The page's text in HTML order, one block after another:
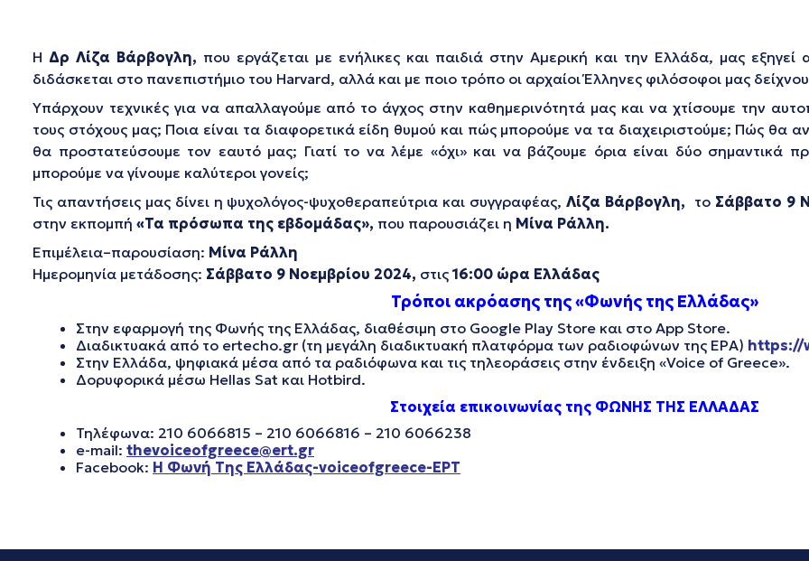
Η Δρ Λίζα Βάρβογλη, που εργάζεται µε ενήλικες και παιδιά στην Αµερική και την Ελλάδα, μας
διδάσκεται στο πανεπιστήμιο του Harvard, αλλά και με ποιο τρόπο οι αρχαίοι Έλληνες φιλόσοφοι μας
Υπάρχουν τεχνικές για να απαλλαγούμε από το άγχος στην καθημερινότητά μας και να χτίσουμε την
τους στόχους μας; Ποια είναι τα διαφορετικά είδη θυμού και πώς μπορούμε να τα διαχειριστούμε; Πώς θα
θα προστατεύσουμε τον εαυτό μας; Γιατί το να λέμε «όχι» και να βάζουμε όρια είναι δύο σημαντικά
μπορούμε να γίνουμε καλύτεροι γονείς;
Τις απαντήσεις μας δίνει η ψυχολόγος-ψυχοθεραπεύτρια και συγγραφέας,Λίζα Βάρβογλη, το Σάββατο 9
στην εκπομπή «Τα πρόσωπα της εβδομάδας», που παρουσιάζει η Μίνα Ράλλη.
Επιμέλεια–παρουσίαση: Μίνα Ράλλη
Ημερομηνία μετάδοσης: Σάββατο 9 Νοεμβρίου 2024, στις 16:00 ώρα Ελλάδας
Τρόποι ακρόασης της «Φωνής της Ελλάδας»
Στην εφαρμογή της Φωνής της Ελλάδας, διαθέσιμη στο Google Play Store και στο App Store.
Διαδικτυακά από το ertecho.gr (τη μεγάλη διαδικτυακή πλατφόρμα των ραδιοφώνων της ΕΡΑ) https://
Στην Ελλάδα, ψηφιακά μέσα από τα ραδιόφωνα και τις τηλεοράσεις στην ένδειξη «Voice of Greece».
Δορυφορικά μέσω Hellas Sat και Hotbird.
Στοιχεία επικοινωνίας της ΦΩΝΗΣ ΤΗΣ ΕΛΛΑΔΑΣ
Τηλέφωνα: 210 6066815 – 210 6066816 – 210 6066238
e-mail: thevoiceofgreece@ert.gr
Facebook: Η Φωνή Της Ελλάδας-voiceofgreece-ΕΡΤ